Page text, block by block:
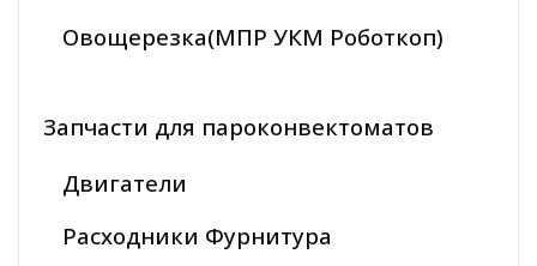
Овощерезка(МПР УКМ Роботкоп)
Запчасти для пароконвектоматов
Двигатели
Расходники Фурнитура